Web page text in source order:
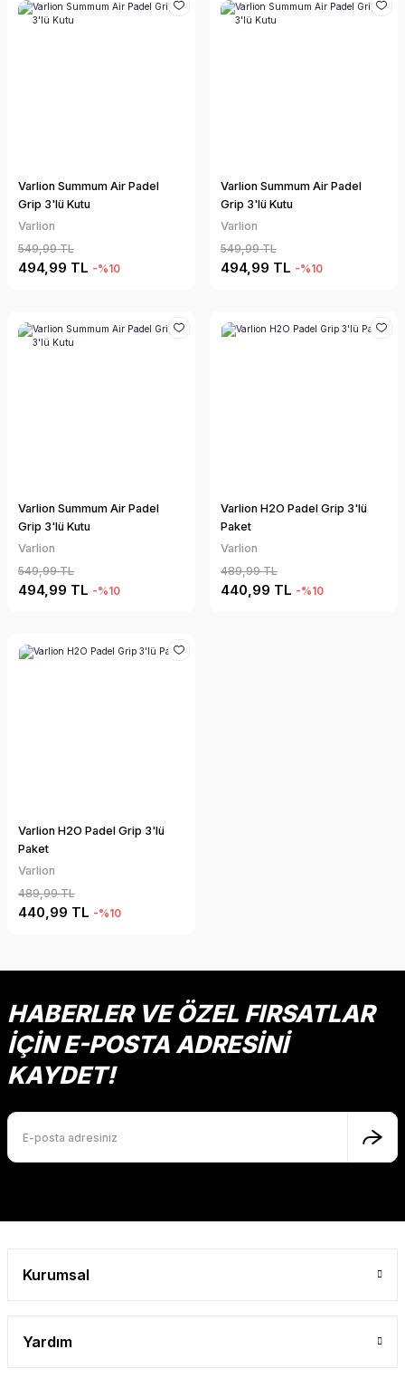
Varlion Summum Air Padel
Grip 3'lü Kutu
Varlion
549,99 TL
494,99 TL -%10
Varlion Summum Air Padel
Grip 3'lü Kutu
Varlion
549,99 TL
494,99 TL -%10
Varlion Summum Air Padel
Grip 3'lü Kutu
Varlion
549,99 TL
494,99 TL -%10
Varlion H2O Padel Grip 3'lü
Paket
Varlion
489,99 TL
440,99 TL -%10
Varlion H2O Padel Grip 3'lü
Paket
Varlion
489,99 TL
440,99 TL -%10
HABERLER VE ÖZEL FIRSATLAR
İÇİN E-POSTA ADRESİNİ
KAYDET!
Kurumsal
Yardım